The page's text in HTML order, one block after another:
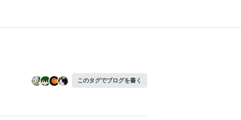
このタグでブログを書く